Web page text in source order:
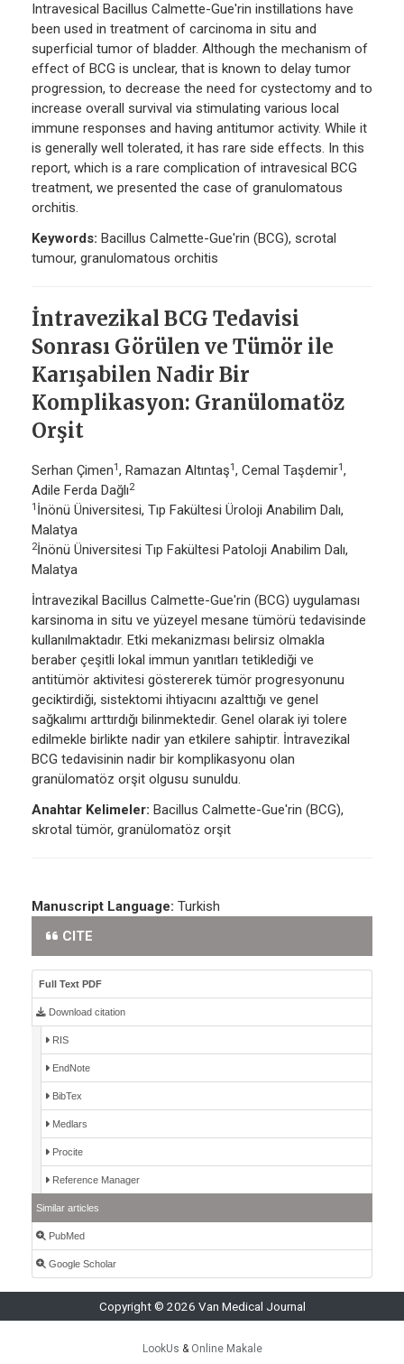
Intravesical Bacillus Calmette-Gue'rin instillations have
been used in treatment of carcinoma in situ and
superficial tumor of bladder. Although the mechanism of
effect of BCG is unclear, that is known to delay tumor
progression, to decrease the need for cystectomy and to
increase overall survival via stimulating various local
immune responses and having antitumor activity. While it
is generally well tolerated, it has rare side effects. In this
report, which is a rare complication of intravesical BCG
treatment, we presented the case of granulomatous
orchitis.
Keywords: Bacillus Calmette-Gue'rin (BCG), scrotal
tumour, granulomatous orchitis
İntravezikal BCG Tedavisi
Sonrası Görülen ve Tümör ile
Karışabilen Nadir Bir
Komplikasyon: Granülomatöz
Orşit
Serhan Çimen1, Ramazan Altıntaş1, Cemal Taşdemir1,
Adile Ferda Dağlı2
1 İnönü Üniversitesi, Tıp Fakültesi Üroloji Anabilim Dalı,
Malatya
2İnönü Üniversitesi Tıp Fakültesi Patoloji Anabilim Dalı,
Malatya
İntravezikal Bacillus Calmette-Gue'rin (BCG) uygulaması
karsinoma in situ ve yüzeyel mesane tümörü tedavisinde
kullanılmaktadır. Etki mekanizması belirsiz olmakla
beraber çeşitli lokal immun yanıtları tetiklediği ve
antitümör aktivitesi göstererek tümör progresyonunu
geciktirdiği, sistektomi ihtiyacını azalttığı ve genel
sağkalımı arttırdığı bilinmektedir. Genel olarak iyi tolere
edilmekle birlikte nadir yan etkilere sahiptir. İntravezikal
BCG tedavisinin nadir bir komplikasyonu olan
granülomatöz orşit olgusu sunuldu.
Anahtar Kelimeler: Bacillus Calmette-Gue'rin (BCG),
skrotal tümör, granülomatöz orşit
Manuscript Language: Turkish
CITE
Full Text PDF
Download citation
RIS
EndNote
BibTex
Medlars
Procite
Reference Manager
Similar articles
PubMed
Google Scholar
Copyright © 2026 Van Medical Journal
LookUs & Online Makale